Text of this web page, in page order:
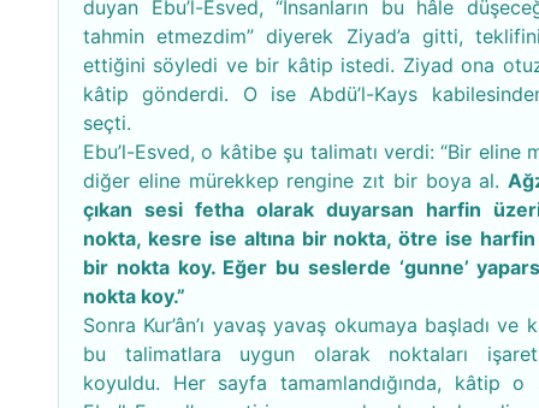
duyan Ebu’l-Esved, “İnsanların bu hâle
tahmin etmezdim” diyerek Ziyad’a gitti,
ettiğini söyledi ve bir kâtip istedi. Ziyad ona
kâtip gönderdi. O ise Abdü’l-Kays
seçti.
Ebu’l-Esved, o kâtibe şu talimatı verdi: “Bir eline
diğer eline mürekkep rengine zıt bir boya al.
çıkan sesi fetha olarak duyarsan harfin
nokta, kesre ise altına bir nokta, ötre ise
bir nokta koy. Eğer bu seslerde ‘gunne’
nokta koy.”
Sonra Kur’ân’ı yavaş yavaş okumaya başladı ve
bu talimatlara uygun olarak noktaları
koyuldu. Her sayfa tamamlandığında, kâtip o